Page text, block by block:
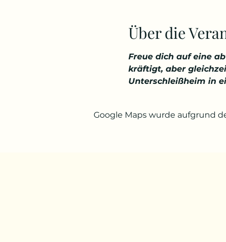
Über die
Freue dich auf eine
kräftigt, aber
Unterschleißheim in
Google Maps wurde aufgrund